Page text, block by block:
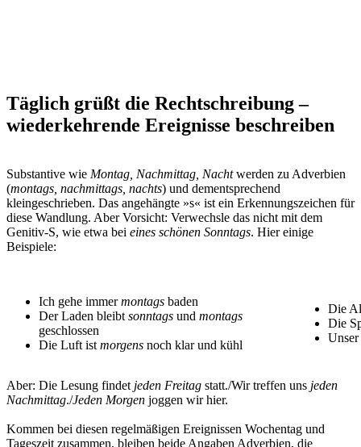
Täglich grüßt die Rechtschreibung –
wiederkehrende Ereignisse beschreiben
Substantive wie Montag, Nachmittag, Nachtwerden zu Adverbien
(montags, nachmittags, nachts) und dementsprechend
kleingeschrieben. Das angehängte »s« ist ein Erkennungszeichen für
diese Wandlung. Aber Vorsicht: Verwechsle das nicht mit dem
Genitiv-S, wie etwa bei eines schönen Sonntags. Hier einige
Beispiele:
Ich gehe immermontags baden
Der Laden bleibt sonntags und montags
geschlossen
Die Luft ist morgens noch klar und kühl
Die
Die
Aber: Die Lesung findet jeden Freitag statt./Wir treffen uns jeden
Nachmittag./Jeden Morgen joggen wir hier.
Kommen bei diesen regelmäßigen Ereignissen Wochentag und
Tageszeit zusammen, bleiben beide Angaben Adverbien, die